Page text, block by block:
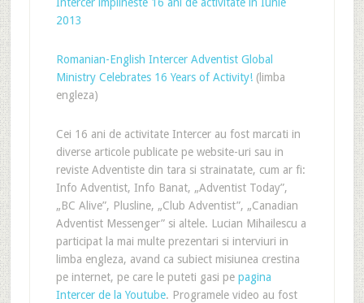
2013
Romanian-English Intercer Adventist Global
Ministry Celebrates 16 Years of Activity!(limba
engleza)
Cei 16 ani de activitate Intercer au fost marcati in
diverse articole publicate pe website-uri sau in
reviste Adventiste din tara si strainatate, cum ar fi:
Info Adventist, Info Banat, „Adventist Today”,
„BC Alive”, Plusline, „Club Adventist”, „Canadian
Adventist Messenger” si altele. Lucian Mihailescu a
participat la mai multe prezentari si interviuri in
limba engleza, avand ca subiect misiunea crestina
pe internet, pe care le puteti gasi pe pagina
Intercer de la Youtube. Programele video au fost